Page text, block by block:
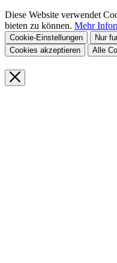
Diese Website verwendet
bieten zu können. Mehr
Cookie-Einstellungen
Nur
Cookies akzeptieren
Alle